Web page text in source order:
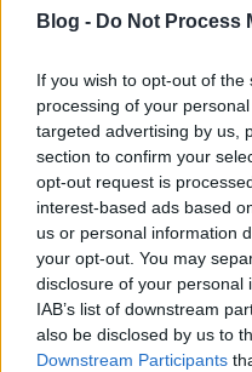
Blog - Do Not Process
If you wish to opt-out of
processing of your
targeted advertising by us,
section to confirm your
opt-out request is
interest-based ads based
us or personal information
your opt-out. You may
disclosure of your personal
IAB’s list of downstream
also be disclosed by us to
Downstream Participants
15 éve
A szemtelen PIACI
khmm...
15 éve
zero, történelmi
A c-press kitette ezt a